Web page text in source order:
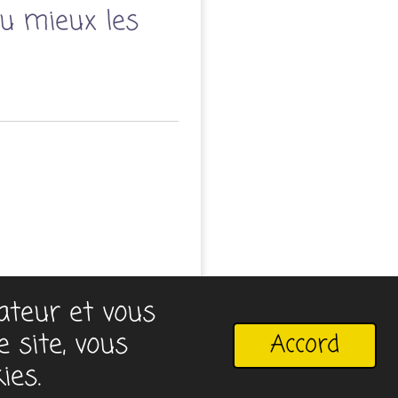
et vous
site, vous Accord
mieux les